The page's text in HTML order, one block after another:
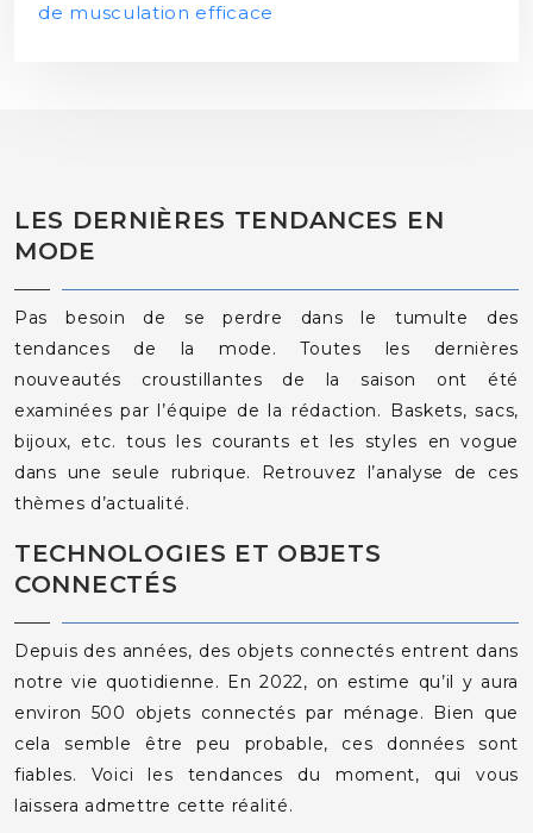
de musculation efficace
LES DERNIÈRES TENDANCES EN
MODE
Pas besoin de se perdre dans le tumulte des
tendances de la mode. Toutes les dernières
nouveautés croustillantes de la saison ont été
examinées par l’équipe de la rédaction. Baskets, sacs,
bijoux, etc. tous les courants et les styles en vogue
dans une seule rubrique. Retrouvez l’analyse de ces
thèmes d’actualité.
TECHNOLOGIES ET OBJETS
CONNECTÉS
Depuis des années, des objets connectés entrent dans
notre vie quotidienne. En 2022, on estime qu’il y aura
environ 500 objets connectés par ménage. Bien que
cela semble être peu probable, ces données sont
fiables. Voici les tendances du moment, qui vous
laissera admettre cette réalité.